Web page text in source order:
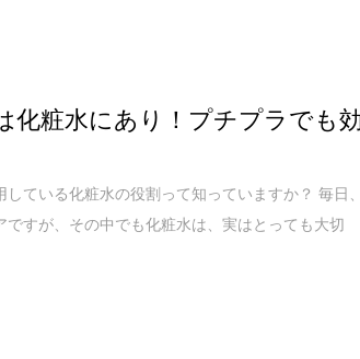
化粧水にあり！プチプラでも
ている化粧水の役割って知っていますか？ 毎日、
すが、その中でも化粧水は、実はとっても大切